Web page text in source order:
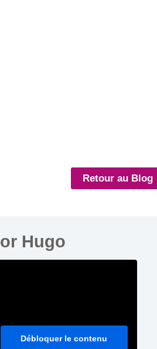
Retour au Blog
Hugo
Débloquer le contenu